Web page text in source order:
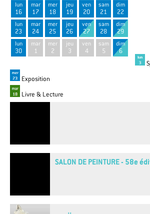
lun
16
mar
17
mer
18
jeu
19
ven
20
sam
21
dim
22
lun
23
mar
24
mer
25
jeu
26
ven
27
sam
28
dim
29
lun
30
mar
1
mer
2
jeu
3
ven
4
sam
5
dim
6
Exposition
Livre & Lecture
SALON DE PEINTURE - 58e